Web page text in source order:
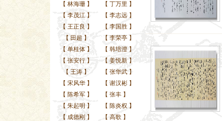
【 林海珊】 【 丁万里 】
【 李茂江】 【 李志远 】
【 王正良 】 【 李国胜 】
【 田超 】 【 李荣亭 】
【 单桂体】 【 韩培澄 】
【 张安行】 【 姜悦新 】
【 王涛】 【 张华武 】
【 宋风华】 【 谢汉彬 】
【 陈希军】 【 张丰 】
【 朱起明 】 【 陈炎权 】
【 成德刚 】 【 高歌 】